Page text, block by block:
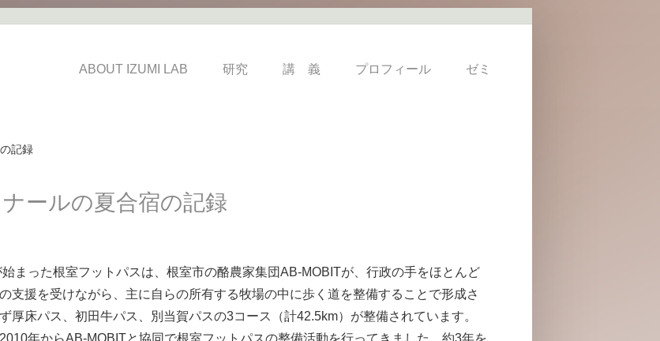
ABOUT IZUMI LAB 研究 講 義 プロフィール ゼミ
記録
ールの夏合宿の記録
まった根室フットパスは、根室市の酪農家集団AB-MOBITが、行政の手をほとんど
支援を受けながら、主に自らの所有する牧場の中に歩く道を整備することで形成さ
厚床パス、初田牛パス、別当賀パスの3コース（計42.5km）が整備されています。
年からAB-MOBITと協同で根室フットパスの整備活動を行ってきました。約3年を